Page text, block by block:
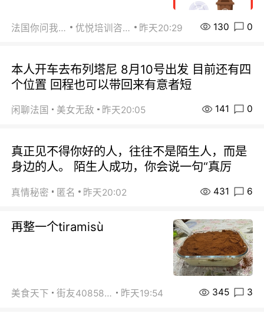
法国你问我答 优悦培训咨询 昨天20:29 130 0
本人开车去布列塔尼 8月10号出发 目前还有四
个位置 回程也可以带回来有意者短
闲聊法国 美女无敌 昨天20:05 141 0
真正见不得你好的人，往往不是陌生人，而是
身边的人。 陌生人成功，你会说一句“真厉
真情秘密 匿名 昨天20:02 431 6
再整一个tiramisù
美食天下 街友40858442 昨天19:54 345 3